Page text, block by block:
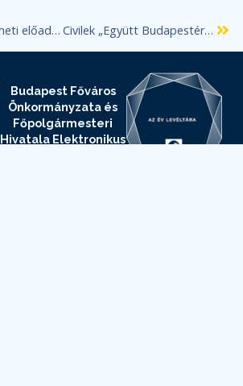
Meghívó nőtörténeti előadásra Civilek „Együtt Budapestért” szakmai találkozó
Budapest Főváros
Önkormányzata és
Főpolgármesteri
Hivatala Elektronikus